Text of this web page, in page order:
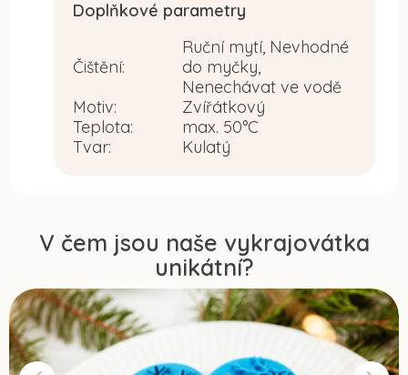
V čem jsou naše vykrajovátka
unikátní?
Doplňkové parametry
Čištění:
Ruční mytí, Nevhodné
do myčky,
Nenechávat ve vodě
Motiv:
Zvířátkový
Teplota:
max. 50°C
Tvar: Kulatý